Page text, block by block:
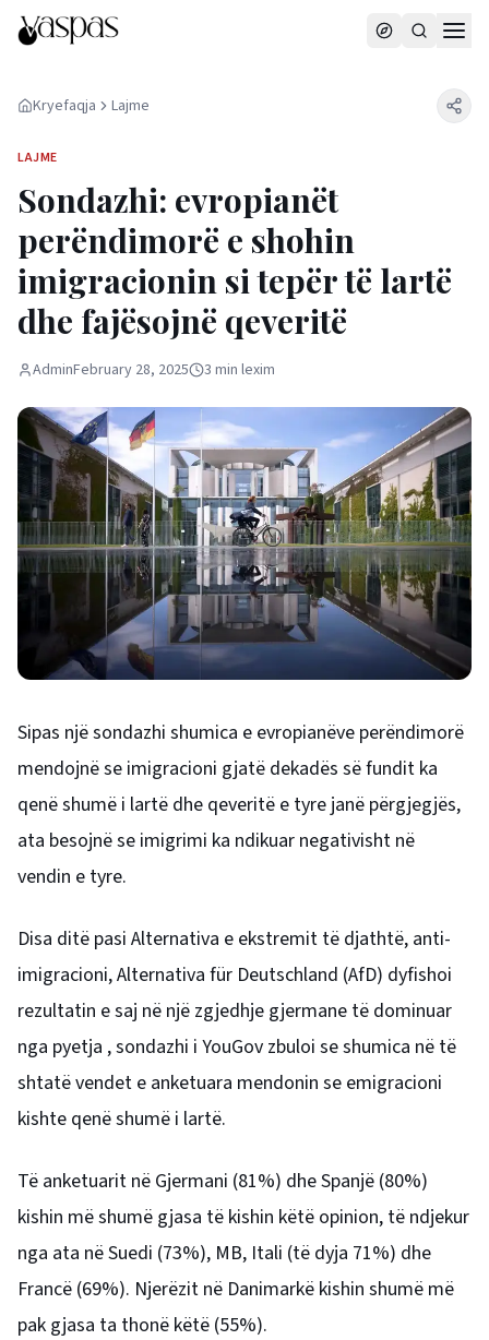
Kryefaqja Lajme
LAJME
Sondazhi: evropianët
perëndimorë e shohin
imigracionin si tepër të lartë
dhe fajësojnë qeveritë
AdminFebruary 28, 2025 3 min lexim
Sipas një sondazhi shumica e evropianëve perëndimorë
mendojnë se imigracioni gjatë dekadës së fundit ka
qenë shumë i lartë dhe qeveritë e tyre janë përgjegjës,
ata besojnë se imigrimi ka ndikuar negativisht në
vendin e tyre.
Disa ditë pasi Alternativa e ekstremit të djathtë, anti-
imigracioni, Alternativa für Deutschland (AfD) dyfishoi
rezultatin e saj në një zgjedhje gjermane të dominuar
nga pyetja , sondazhi i YouGov zbuloi se shumica në të
shtatë vendet e anketuara mendonin se emigracioni
kishte qenë shumë i lartë.
Të anketuarit në Gjermani (81%) dhe Spanjë (80%)
kishin më shumë gjasa të kishin këtë opinion, të ndjekur
nga ata në Suedi (73%), MB, Itali (të dyja 71%) dhe
Francë (69%). Njerëzit në Danimarkë kishin shumë më
pak gjasa ta thonë këtë (55%).